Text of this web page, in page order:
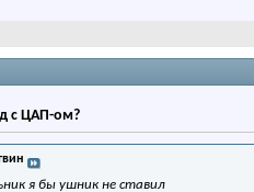
с ЦАП-ом?
я бы ушник не ставил